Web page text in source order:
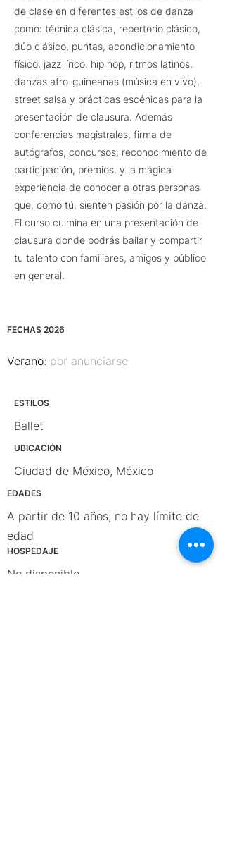
de clase en diferentes estilos de danza
como: técnica clásica, repertorio clásico,
dúo clásico, puntas, acondicionamiento
físico, jazz lírico, hip hop, ritmos latinos,
danzas afro-guineanas (música en vivo),
street salsa y prácticas escénicas para la
presentación de clausura. Además
conferencias magistrales, firma de
autógrafos, concursos, reconocimiento de
participación, premios, y la mágica
experiencia de conocer a otras personas
que, como tú, sienten pasión por la danza.
El curso culmina en una presentación de
clausura donde podrás bailar y compartir
tu talento con familiares, amigos y público
en general.
FECHAS 2026
Verano: por anunciarse
ESTILOS
Ballet
UBICACIÓN
Ciudad de México, México
EDADES
A partir de 10 años; no hay límite de
edad
HOSPEDAJE
No disponible